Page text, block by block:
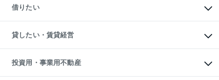
中古一戸建ての購入
不動産購入の流れ
注目キーワード物件特集
購入ガイド
English 繁体中文簡体中文
一戸建ての売却・査定
土地の売却・査定
スピードAI査定
不動産査定について
不動産売却の流れ
不動産買換えの流れ
売却ガイド
借りたい
オフィス・店舗の賃貸
借りるときの流れ
借りるガイド
貸したい・賃貸経営
マンション賃料データ
賃貸管理プラン
リロケーションについて
投資用・事業用不動産